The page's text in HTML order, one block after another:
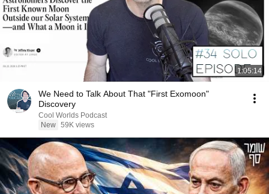
1:05:14
We Need to Talk About That "First Exomoon"
Discovery
Cool Worlds Podcast
New 59K views